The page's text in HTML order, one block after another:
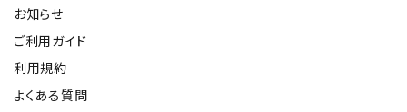
お知らせ
ご利用ガイド
利用規約
よくある質問